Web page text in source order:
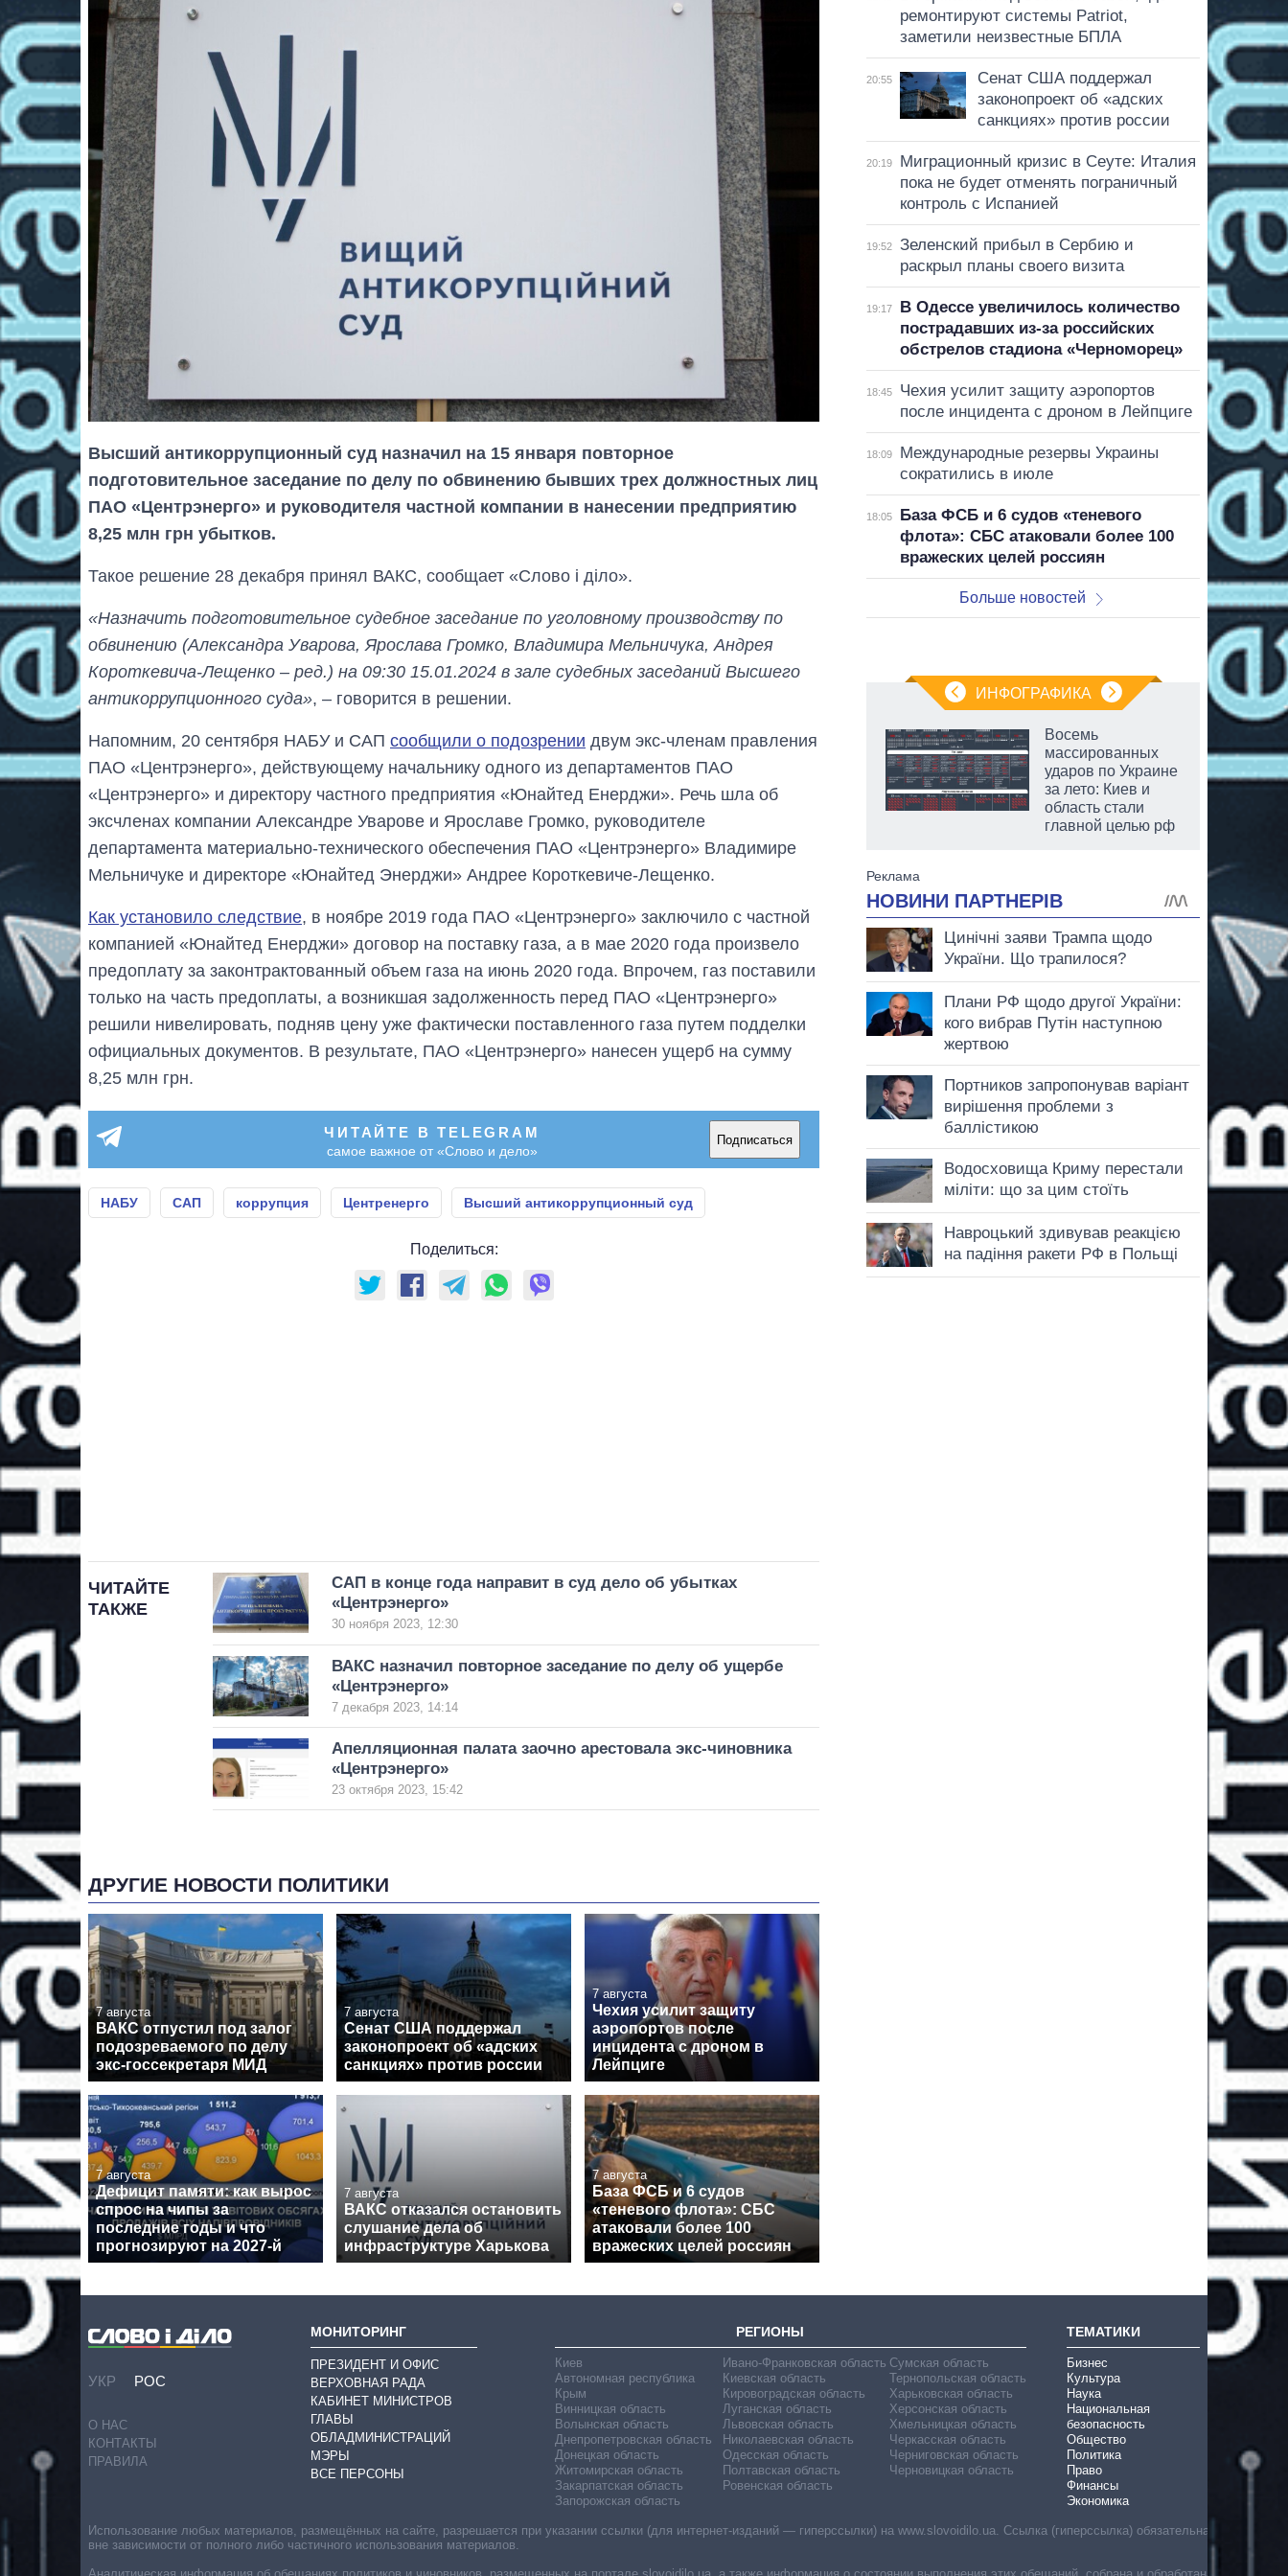
Высший антикоррупционный суд назначил на 15 января повторное
подготовительное заседание по делу по обвинению бывших трех должностных лиц
ПАО «Центрэнерго» и руководителя частной компании в нанесении предприятию
8,25 млн грн убытков.
Такое решение 28 декабря принял ВАКС, сообщает «Слово і діло».
«Назначить подготовительное судебное заседание по уголовному производству по
обвинению (Александра Уварова, Ярослава Громко, Владимира Мельничука, Андрея
Короткевича-Лещенко – ред.) на 09:30 15.01.2024 в зале судебных заседаний Высшего
антикоррупционного суда», – говорится в решении.
Напомним, 20 сентября НАБУ и САП сообщили о подозрении двум экс-членам правления
ПАО «Центрэнерго», действующему начальнику одного из департаментов ПАО
«Центрэнерго» и директору частного предприятия «Юнайтед Енерджи». Речь шла об
эксчленах компании Александре Уварове и Ярославе Громко, руководителе
департамента материально-технического обеспечения ПАО «Центрэнерго» Владимире
Мельничуке и директоре «Юнайтед Энерджи» Андрее Короткевиче-Лещенко.
Как установило следствие, в ноябре 2019 года ПАО «Центрэнерго» заключило с частной
компанией «Юнайтед Енерджи» договор на поставку газа, а в мае 2020 года произвело
предоплату за законтрактованный объем газа на июнь 2020 года. Впрочем, газ поставили
только на часть предоплаты, а возникшая задолженность перед ПАО «Центрэнерго»
решили нивелировать, подняв цену уже фактически поставленного газа путем подделки
официальных документов. В результате, ПАО «Центрэнерго» нанесен ущерб на сумму
8,25 млн грн.
ЧИТАЙТЕ В TELEGRAM
самое важное от «Слово и дело»
Подписаться
НАБУ САП коррупция Центренерго Высший антикоррупционный суд
Поделиться:
ЧИТАЙТЕ
ТАКЖЕ
САП в конце года направит в суд дело об убытках
«Центрэнерго»
30 ноября 2023, 12:30
ВАКС назначил повторное заседание по делу об ущербе
«Центрэнерго»
7 декабря 2023, 14:14
Апелляционная палата заочно арестовала экс-чиновника
«Центрэнерго»
23 октября 2023, 15:42
ДРУГИЕ НОВОСТИ ПОЛИТИКИ
7 августа
ВАКС отпустил под залог
подозреваемого по делу
экс-госсекретаря МИД
7 августа
Сенат США поддержал
законопроект об «адских
санкциях» против россии
7 августа
Чехия усилит защиту
аэропортов после
инцидента с дроном в
Лейпциге
7 августа
Дефицит памяти: как вырос
спрос на чипы за
последние годы и что
прогнозируют на 2027-й
7 августа
ВАКС отказался остановить
слушание дела об
инфраструктуре Харькова
7 августа
База ФСБ и 6 судов
«теневого флота»: СБС
атаковали более 100
вражеских целей россиян
ремонтируют системы Patriot,
заметили неизвестные БПЛА
20:55
Сенат США поддержал
законопроект об «адских
санкциях» против россии
20:19
Миграционный кризис в Сеуте: Италия
пока не будет отменять пограничный
контроль с Испанией
19:52
Зеленский прибыл в Сербию и
раскрыл планы своего визита
19:17
В Одессе увеличилось количество
пострадавших из-за российских
обстрелов стадиона «Черноморец»
18:45
Чехия усилит защиту аэропортов
после инцидента с дроном в Лейпциге
18:09
Международные резервы Украины
сократились в июле
18:05
База ФСБ и 6 судов «теневого
флота»: СБС атаковали более 100
вражеских целей россиян
Больше новостей
ИНФОГРАФИКА
Сколько
картофеля
выращивали в
Украине до и во
Восемь
массированных
ударов по Украине
за лето: Киев и
область стали
главной целью рф
УКР РОС
О НАС
КОНТАКТЫ
ПРАВИЛА
МОНИТОРИНГ
ПРЕЗИДЕНТ И ОФИС
ВЕРХОВНАЯ РАДА
КАБИНЕТ МИНИСТРОВ
ГЛАВЫ
ОБЛАДМИНИСТРАЦИЙ
МЭРЫ
ВСЕ ПЕРСОНЫ
РЕГИОНЫ
Киев
Автономная республика
Крым
Винницкая область
Волынская область
Днепропетровская область
Донецкая область
Житомирская область
Закарпатская область
Запорожская область
Ивано-Франковская область
Киевская область
Кировоградская область
Луганская область
Львовская область
Николаевская область
Одесская область
Полтавская область
Ровенская область
Сумская область
Тернопольская область
Харьковская область
Херсонская область
Хмельницкая область
Черкасская область
Черниговская область
Черновицкая область
ТЕМАТИКИ
Бизнес
Культура
Наука
Национальная
безопасность
Общество
Политика
Право
Финансы
Экономика
Использование любых материалов, размещённых на сайте, разрешается при указании ссылки (для интернет-изданий — гиперссылки) на www.slovoidilo.ua. Ссылка (гиперссылка) обязательна
вне зависимости от полного либо частичного использования материалов.